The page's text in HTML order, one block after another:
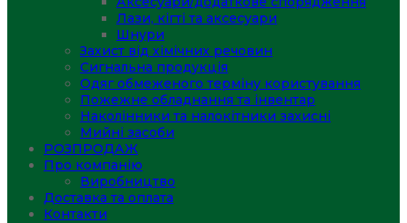
Лази, кігті та аксесуари
Шнури
Захист від хімічних речовин
Сигнальна продукція
Одяг обмеженого терміну користування
Пожежне обладнання та інвентар
Наколінники та налокітники захисні
Мийні засоби
РОЗПРОДАЖ
Про компанію
Виробництво
Доставка та оплата
Контакти